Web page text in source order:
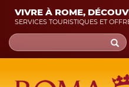
Skip
main
content
VIVRE À ROME,
SERVICES TOURISTIQUES ET
Search
form
Recherche